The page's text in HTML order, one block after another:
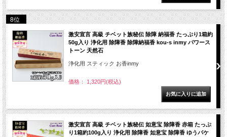
8位
激安宣言 高級 チベット族秘伝 除障 納福香 たっぷり1箱約
50g入り 浄化用 除障香 除障納福香 kou-s inmy パワース
トーン 天然石
浄化用 スティック お香inmy
価格： 1,320円(税込)
激安宣言 高級 チベット族秘伝 如意宝 除障香 赤箱 たっぷ
り1箱約100g入り 浄化用 除障香 如意宝 除障香 ゆうパケ